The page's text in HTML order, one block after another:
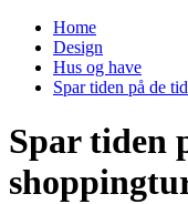
Home
Design
Hus og have
Spar tiden på de
Spar tiden